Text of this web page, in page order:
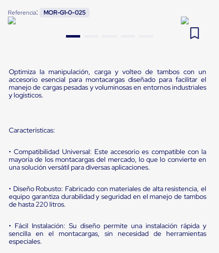
Pestañas
de
de
Borde
de
andén
Hidráulicas
Rampas
de
portátiles
Rampas
de
de
Cargas
Referencia: MOR-G1-0-025
Optimiza la manipulación, carga y volteo de tambos con un
accesorio esencial para montacargas diseñado para facilitar el
manejo de cargas pesadas y voluminosas en entornos industriales
y logísticos.
Características:
• Compatibilidad Universal: Este accesorio es compatible con la
mayoría de los montacargas del mercado, lo que lo convierte en
una solución versátil para diversas aplicaciones.
• Diseño Robusto: Fabricado con materiales de alta resistencia, el
equipo garantiza durabilidad y seguridad en el manejo de tambos
de hasta 220 litros.
• Fácil Instalación: Su diseño permite una instalación rápida y
sencilla en el montacargas, sin necesidad de herramientas
especiales.
9.
flejadora